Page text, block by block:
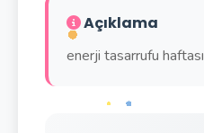
Açıklama
enerji tasarrufu haftası